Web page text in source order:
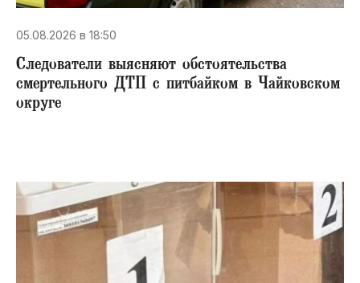
05.08.2026 в 18:50
Следователи выясняют обстоятельства
смертельного ДТП с питбайком в Чайковском
округе